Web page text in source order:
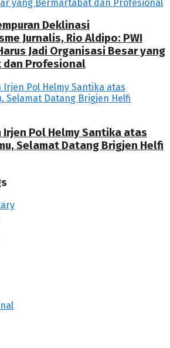
Deklinasi
Jurnalis, Rio Aldipo: PWI
Jadi Organisasi Besar yang
dan Profesional
Irjen Pol Helmy Santika atas
Selamat Datang Brigjen Helfi